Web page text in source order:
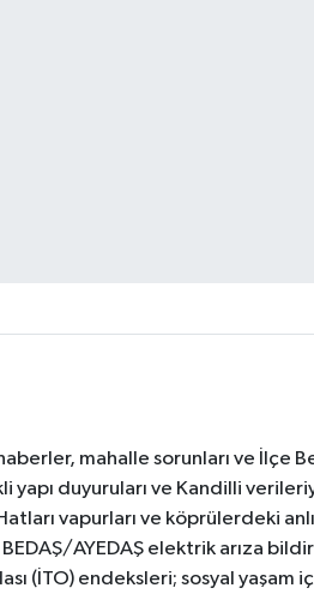
mahalle sorunları ve İlçe
duyuruları ve Kandilli
vapurları ve köprülerdeki
AYEDAŞ elektrik arıza
(İTO) endeksleri; sosyal yaşam